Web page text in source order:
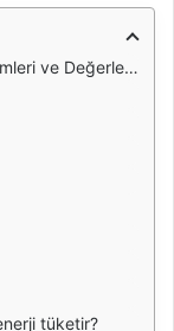
Değerlendirmeleri
tüketir?